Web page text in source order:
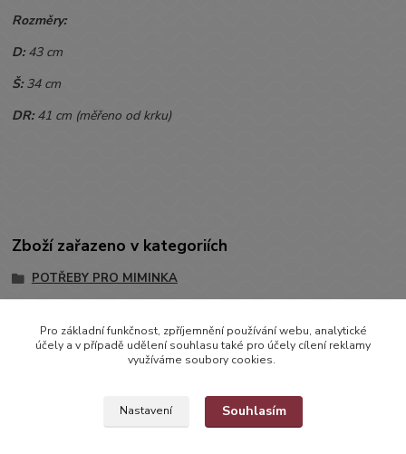
Rozměry:
D:43 cm
Š:34 cm
DR:41 cm (měřeno od krku)
Zboží zařazeno v kategoriích
POTŘEBY PRO MIMINKA
Bryndáčky
Pro základní funkčnost, zpříjemnění používání webu, analytické
účely a v případě udělení souhlasu také pro účely cílení reklamy
využíváme soubory cookies.
Nastavení Souhlasím